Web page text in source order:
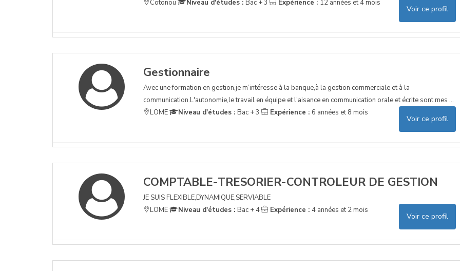
Cotonou
Niveau d'études : Bac + 3 Expérience : 12 années et 4 mois
Voir ce profil
Gestionnaire
Avec une formation en gestion,je m’intéresse à la banque,à la gestion commerciale et à la
communication.L'autonomie,le travail en équipe et l'aisance en communication orale et écrite sont mes ...
LOME
Niveau d'études : Bac + 3 Expérience : 6 années et 8 mois
Voir ce profil
COMPTABLE-TRESORIER-CONTROLEUR DE GESTION
JE SUIS FLEXIBLE,DYNAMIQUE,SERVIABLE
LOME
Niveau d'études : Bac + 4 Expérience : 4 années et 2 mois
Voir ce profil